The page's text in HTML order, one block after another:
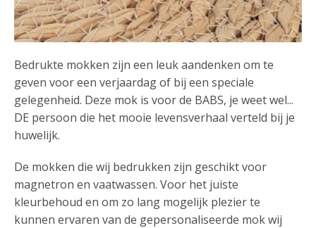
Bedrukte mokken zijn een leuk aandenken om te
geven voor een verjaardag of bij een speciale
gelegenheid. Deze mok is voor de BABS, je weet wel...
DE persoon die het mooie levensverhaal verteld bij je
huwelijk.
De mokken die wij bedrukken zijn geschikt voor
magnetron en vaatwassen. Voor het juiste
kleurbehoud en om zo lang mogelijk plezier te
kunnen ervaren van de gepersonaliseerde mok wij